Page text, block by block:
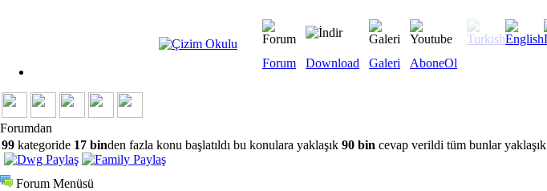
Forum Download Galeri AboneOl
Forumdan
99 kategoride 17 binden fazla konu başlatıldı bu konulara yaklaşık 90 bin cevap verildi tüm bunlar yaklaşık
Forum Menüsü